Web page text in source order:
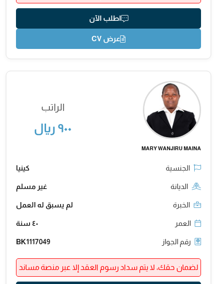
اطلب الآن
عرض CV
MARY WANJIRU MAINA
الراتب
٩٠٠ ريال
الجنسية كينيا
الديانة غير مسلم
الخبرة لم يسبق له العمل
العمر ٤٠ سنة
رقم الجواز BK1117049
لضمان حقك، لا يتم سداد رسوم العقد إلا عبر منصة مساند